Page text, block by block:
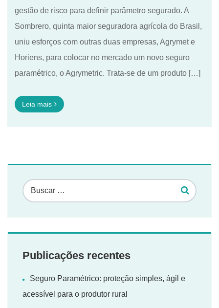
gestão de risco para definir parâmetro segurado. A
Sombrero, quinta maior seguradora agrícola do Brasil,
uniu esforços com outras duas empresas, Agrymet e
Horiens, para colocar no mercado um novo seguro
paramétrico, o Agrymetric. Trata-se de um produto […]
Leia mais
Publicações recentes
Seguro Paramétrico: proteção simples, ágil e
acessível para o produtor rural